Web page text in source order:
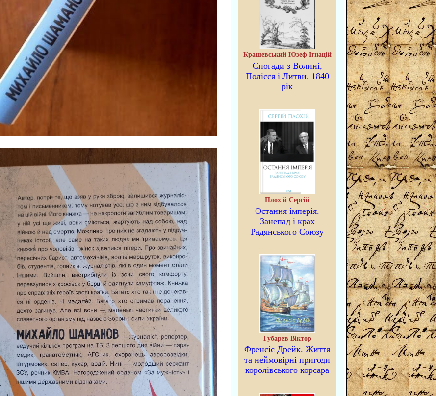
Крашевський Юзеф Ігнацій
Спогади з Волині,
Полісся і Литви. 1840
рік
Плохій Сергій
Остання імперія.
Занепад і крах
Радянського Союзу
Губарев Віктор
Френсіс Дрейк. Життя
та неймовірні пригоди
королівського корсара